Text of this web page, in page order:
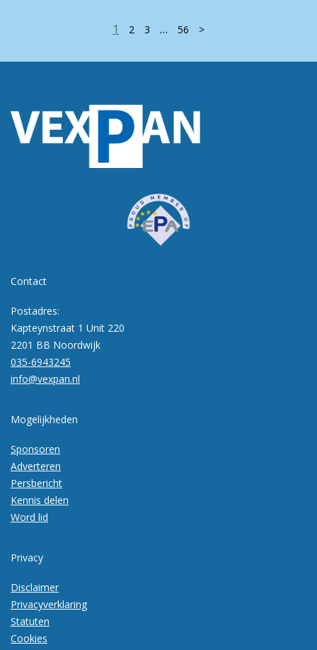
1 2 3 … 56 >
Contact
Postadres:
Kapteynstraat 1 Unit 220
2201 BB Noordwijk
035-6943245
info@vexpan.nl
Mogelijkheden
Sponsoren
Adverteren
Persbericht
Kennis delen
Word lid
Privacy
Disclaimer
Privacyverklaring
Statuten
Cookies